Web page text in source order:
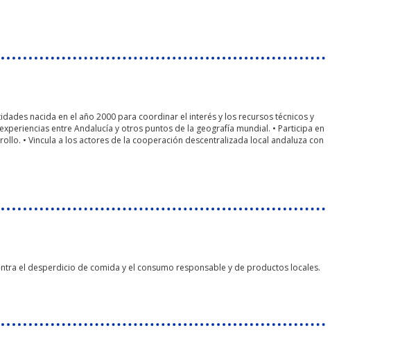
nacida en el año 2000 para coordinar el interés y los recursos técnicos y
entre Andalucía y otros puntos de la geografía mundial. • Participa en
• Vincula a los actores de la cooperación descentralizada local andaluza con
el desperdicio de comida y el consumo responsable y de productos locales.